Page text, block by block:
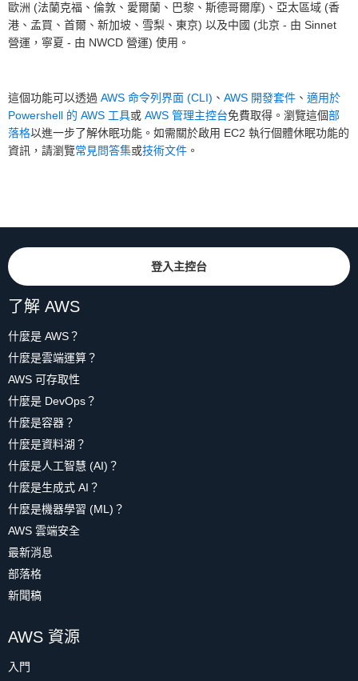
歐洲 (法蘭克福、倫敦、愛爾蘭、巴黎、斯德哥爾摩)、亞太區域 (香
港、孟買、首爾、新加坡、雪梨、東京) 以及中國 (北京 - 由 Sinnet
營運，寧夏 - 由 NWCD 營運) 使用。
這個功能可以透過 AWS 命令列界面 (CLI) 、 AWS 開發套件 、 適用於
Powershell 的 AWS 工具或 AWS 管理主控台免費取得。瀏覽這個部
落格以進一步了解休眠功能。如需關於啟用 EC2 執行個體休眠功能的
資訊，請瀏覽常見問答集或技術文件 。
登入主控台
了解 AWS
什麼是 AWS？
什麼是雲端運算？
AWS 可存取性
什麼是 DevOps？
什麼是容器？
什麼是資料湖？
什麼是人工智慧 (AI)？
什麼是生成式 AI？
什麼是機器學習 (ML)？
AWS 雲端安全
最新消息
部落格
新聞稿
AWS 資源
入門